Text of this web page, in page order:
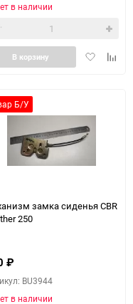
в наличии
Добавить
В корзину
Б/У
замка сиденья CBR
250
₽
BU3944
в наличии